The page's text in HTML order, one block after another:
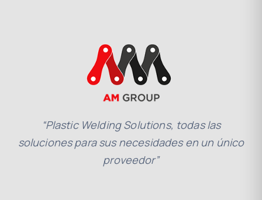
“Plastic Welding Solutions, todas las
soluciones para sus necesidades en un único
proveedor”